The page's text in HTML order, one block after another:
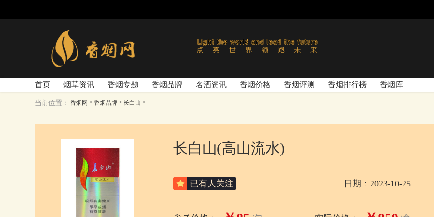
首页 烟草资讯 香烟专题 香烟品牌 名酒资讯 香烟价格 香烟评测 香烟排行榜 香烟库
当前位置： 香烟网 > 香烟品牌 > 长白山 >
长白山(高山流水)
已有人关注 日期：2023-10-25